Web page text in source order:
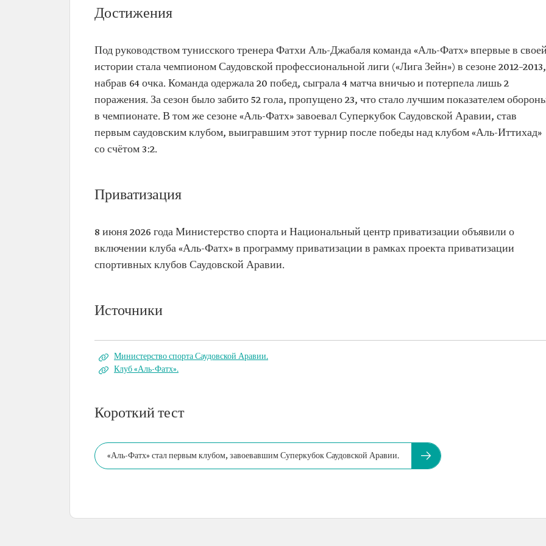
Достижения
Под руководством тунисского тренера Фатхи Аль-Джабаля команда «Аль-Фатх» впервые в
истории стала чемпионом Саудовской профессиональной лиги («Лига Зейн») в сезоне 2012–2013,
набрав 64 очка. Команда одержала 20 побед, сыграла 4 матча вничью и потерпела лишь 2
поражения. За сезон было забито 52 гола, пропущено 23, что стало лучшим показателем
в чемпионате. В том же сезоне «Аль-Фатх» завоевал Суперкубок Саудовской Аравии, став
первым саудовским клубом, выигравшим этот турнир после победы над клубом «Аль-Иттихад»
со счётом 3:2.
Приватизация
8 июня 2026 года Министерство спорта и Национальный центр приватизации объявили о
включении клуба «Аль-Фатх» в программу приватизации в рамках проекта приватизации
спортивных клубов Саудовской Аравии.
Источники
Министерство спорта Саудовской Аравии.
Клуб «Аль-Фатх».
Короткий тест
«Аль-Фатх» стал первым клубом, завоевавшим Суперкубок Саудовской Аравии.